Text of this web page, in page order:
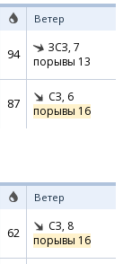
Ветер
94 ЗСЗ, 7
порывы 13
87 СЗ, 6
порывы 16
Ветер
62 СЗ, 8
порывы 16